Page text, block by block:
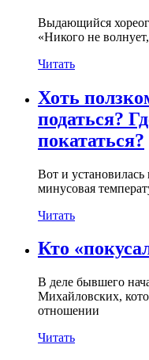
Выдающийся
«Никого не
Читать
Хоть
податься?
покататься?
Вот и
минусовая
Читать
Кто
В деле бывшего
Михайловских,
отношении
Читать